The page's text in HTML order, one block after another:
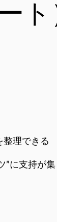
整理できる
”に支持が集